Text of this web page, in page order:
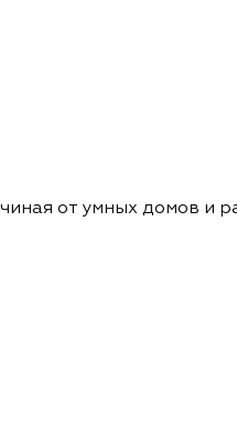
от умных домов и